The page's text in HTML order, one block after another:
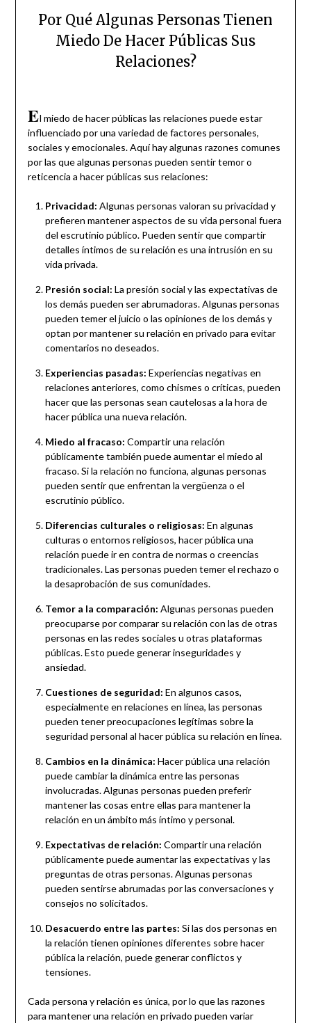
Por Qué Algunas Personas Tienen
Miedo De Hacer Públicas Sus
Relaciones?
El miedo de hacer públicas las relaciones puede estar
influenciado por una variedad de factores personales,
sociales y emocionales. Aquí hay algunas razones comunes
por las que algunas personas pueden sentir temor o
reticencia a hacer públicas sus relaciones:
Privacidad: Algunas personas valoran su privacidad y
prefieren mantener aspectos de su vida personal fuera
del escrutinio público. Pueden sentir que compartir
detalles íntimos de su relación es una intrusión en su
vida privada.
Presión social: La presión social y las expectativas de
los demás pueden ser abrumadoras. Algunas personas
pueden temer el juicio o las opiniones de los demás y
optan por mantener su relación en privado para evitar
comentarios no deseados.
Experiencias pasadas: Experiencias negativas en
relaciones anteriores, como chismes o críticas, pueden
hacer que las personas sean cautelosas a la hora de
hacer pública una nueva relación.
Miedo al fracaso: Compartir una relación
públicamente también puede aumentar el miedo al
fracaso. Si la relación no funciona, algunas personas
pueden sentir que enfrentan la vergüenza o el
escrutinio público.
Diferencias culturales o religiosas: En algunas
culturas o entornos religiosos, hacer pública una
relación puede ir en contra de normas o creencias
tradicionales. Las personas pueden temer el rechazo o
la desaprobación de sus comunidades.
Temor a la comparación: Algunas personas pueden
preocuparse por comparar su relación con las de otras
personas en las redes sociales u otras plataformas
públicas. Esto puede generar inseguridades y
ansiedad.
Cuestiones de seguridad: En algunos casos,
especialmente en relaciones en línea, las personas
pueden tener preocupaciones legítimas sobre la
seguridad personal al hacer pública su relación en línea.
Cambios en la dinámica: Hacer pública una relación
puede cambiar la dinámica entre las personas
involucradas. Algunas personas pueden preferir
mantener las cosas entre ellas para mantener la
relación en un ámbito más íntimo y personal.
Expectativas de relación: Compartir una relación
públicamente puede aumentar las expectativas y las
preguntas de otras personas. Algunas personas
pueden sentirse abrumadas por las conversaciones y
consejos no solicitados.
Desacuerdo entre las partes: Si las dos personas en
la relación tienen opiniones diferentes sobre hacer
pública la relación, puede generar conflictos y
tensiones.
Cada persona y relación es única, por lo que las razones
para mantener una relación en privado pueden variar